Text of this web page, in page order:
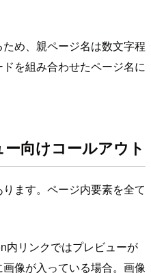
め、親ページ名は数文字程
を組み合わせたページ名に
向けコールアウト
ます。ページ内要素を全て
内リンクではプレビューが
像が入っている場合。画像